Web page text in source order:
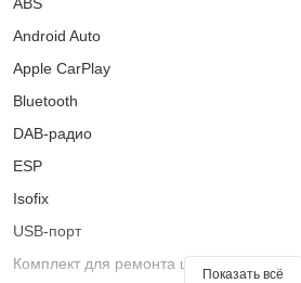
Android Auto
Apple CarPlay
Bluetooth
DAB-радио
ESP
Isofix
USB-порт
Комплект для ремонта шин
Показать всё